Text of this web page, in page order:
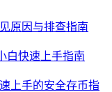
原因与排查指南
白快速上手指南
上手的安全存币指